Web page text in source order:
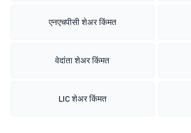
एनएचपीसी शेअर किंमत
वेदांता शेअर किंमत
LIC शेअर किंमत